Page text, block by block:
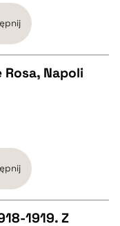
Napoli
1919. Z